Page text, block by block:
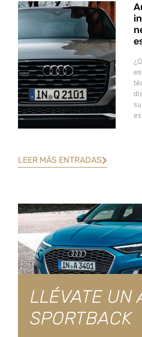
LEER MÁS ENTRADAS
LLÉVATE UN
SPORTBACK